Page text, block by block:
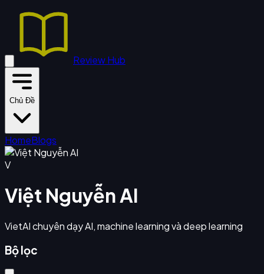
Review Hub
Chủ Đề
HomeBlogs
V
Việt Nguyễn AI
VietAI chuyên dạy AI, machine learning và deep learning
Bộ lọc